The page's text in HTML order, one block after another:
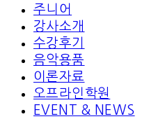
주니어
강사소개
수강후기
음악용품
이론자료
오프라인학원
EVENT & NEWS